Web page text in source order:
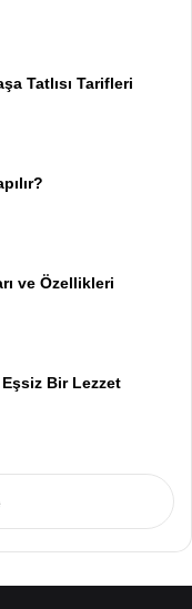
Tatlısı Tarifleri
ve Özellikleri
Eşsiz Bir Lezzet